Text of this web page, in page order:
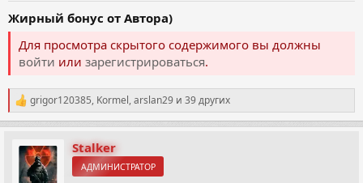
Жирный бонус от Автора)
Для просмотра скрытого содержимого вы должны
войти или зарегистрироваться.
Р
е
а
ц
grigor120385, Kormel,arslan29 и 39 других
Stalker
АДМИНИСТРАТОР